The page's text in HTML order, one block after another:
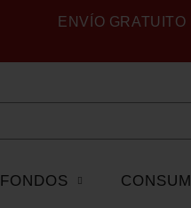
ENVÍO
FONDOS